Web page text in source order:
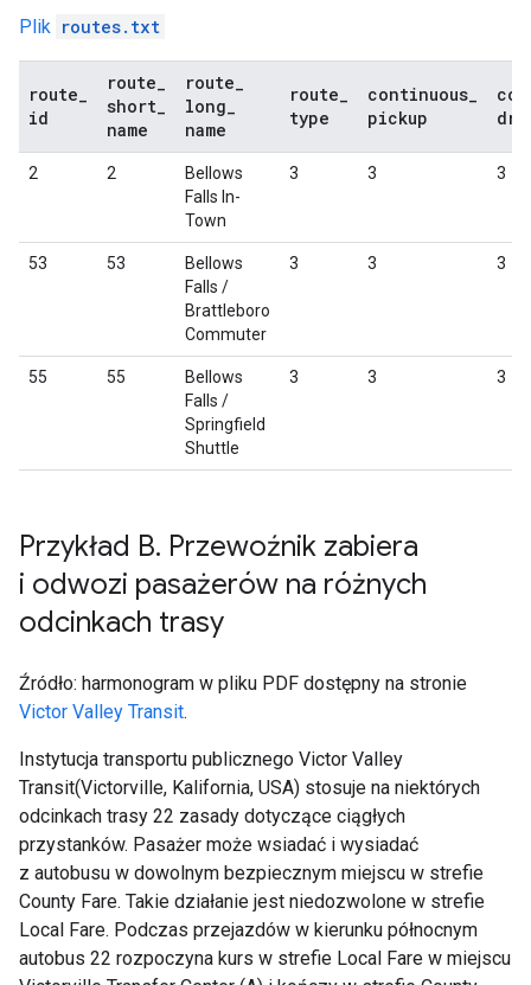
Plik routes.txt
route
id
route
short
name
route
long
name
route
type
continuous
pickup
2 2
Bellows
Falls In-
Town
3 3 3
53 53
Bellows
Falls /
Brattleboro
Commuter
3 3 3
55 55
Bellows
Falls /
Springfield
Shuttle
3 3 3
Przykład B. Przewoźnik zabiera
i odwozi pasażerów na różnych
odcinkach trasy
Źródło: harmonogram w pliku PDF dostępny na stronie
Victor Valley Transit.
Instytucja transportu publicznego Victor Valley
Transit(Victorville, Kalifornia, USA) stosuje na niektórych
odcinkach trasy 22 zasady dotyczące ciągłych
przystanków. Pasażer może wsiadać i wysiadać
z autobusu w dowolnym bezpiecznym miejscu w strefie
County Fare. Takie działanie jest niedozwolone w strefie
Local Fare. Podczas przejazdów w kierunku północnym
autobus 22 rozpoczyna kurs w strefie Local Fare w miejscu